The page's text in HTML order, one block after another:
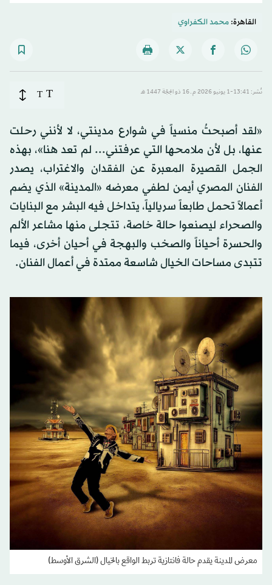
القاهرة:محمد الكفراوي
نُشر: 13:41-1 يونيو 2026 م ـ 16 ذو الحِجّة 1447 هـ T
T
«لقد أصبحتُ منسياً في شوارع مدينتي، لا لأنني رحلت
عنها، بل لأن ملامحها التي عرفتني... لم تعد هنا»، بهذه
الجمل القصيرة المعبرة عن الفقدان والاغتراب، يصدر
الفنان المصري أيمن لطفي معرضه «المدينة» الذي يضم
أعمالاً تحمل طابعاً سريالياً، يتداخل فيه البشر مع البنايات
والصحراء ليصنعوا حالة خاصة، تتجلى منها مشاعر الألم
والحسرة أحياناً والصخب والبهجة في أحيان أخرى، فيما
تتبدى مساحات الخيال شاسعة ممتدة في أعمال الفنان.
معرض المدينة يقدم حالة فانتازية تربط الواقع بالخيال (الشرق الأوسط)